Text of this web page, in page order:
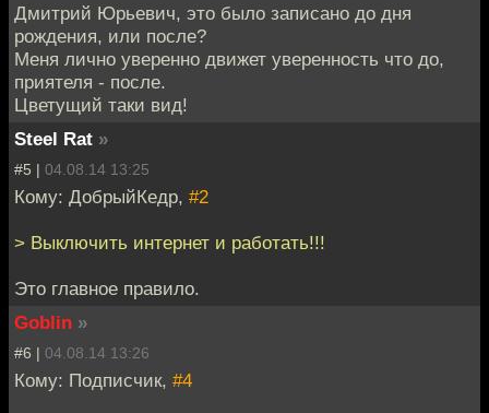
Дмитрий Юрьевич, это было записано до дня
рождения, или после?
Меня лично уверенно движет уверенность что до,
приятеля - после.
Цветущий таки вид!
Steel Rat »
#5 | 04.08.14 13:25
Кому: ДобрыйКедр, #2
> Выключить интернет и работать!!!
Это главное правило.
Goblin »
#6 | 04.08.14 13:26
Кому: Подписчик, #4